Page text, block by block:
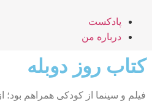
پادکست
درباره من
کتاب روز دوبله
فیلم و سینما از کودکی همراهم بود؛